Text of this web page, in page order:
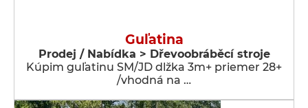
Guľatina
Prodej / Nabídka > Dřevoobráběcí stroje
Kúpim guľatinu SM/JD dlžka 3m+ priemer 28+
/vhodná na …